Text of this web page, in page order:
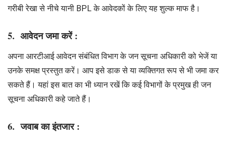
गरीबी रेखा से नीचे यानी BPL के आवेदकों के लिए यह शुल्क माफ है।
5. आवेदन जमा करें :
अपना आरटीआई आवेदन संबंधित विभाग के जन सूचना अधिकारी को भेजें या
उनके समक्ष प्रस्तुत करें। आप इसे डाक से या व्यक्तिगत रूप से भी जमा कर
सकते हैं। यहां इस बात का भी ध्यान रखें कि कई विभागों के प्रमुख ही जन
सूचना अधिकारी कहे जाते हैं।
6. जवाब का इंतजार :